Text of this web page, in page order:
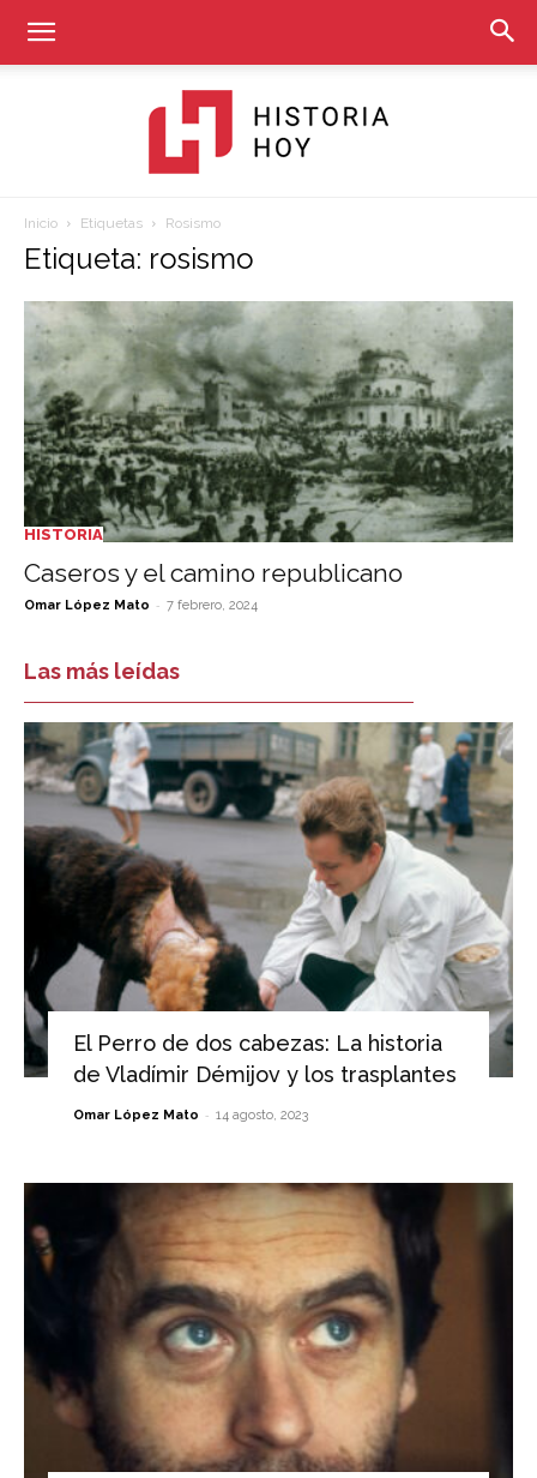
Hoy
Inicio Etiquetas Rosismo
Etiqueta: rosismo
HISTORIA
Caseros y el camino republicano
Omar López Mato - 7 febrero, 2024
Las más leídas
El Perro de dos cabezas: La historia
de Vladímir Démijov y los trasplantes
Omar López Mato - 14 agosto, 2023